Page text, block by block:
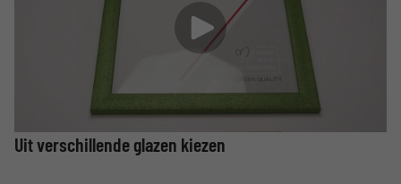
Uit verschillende glazen kiezen